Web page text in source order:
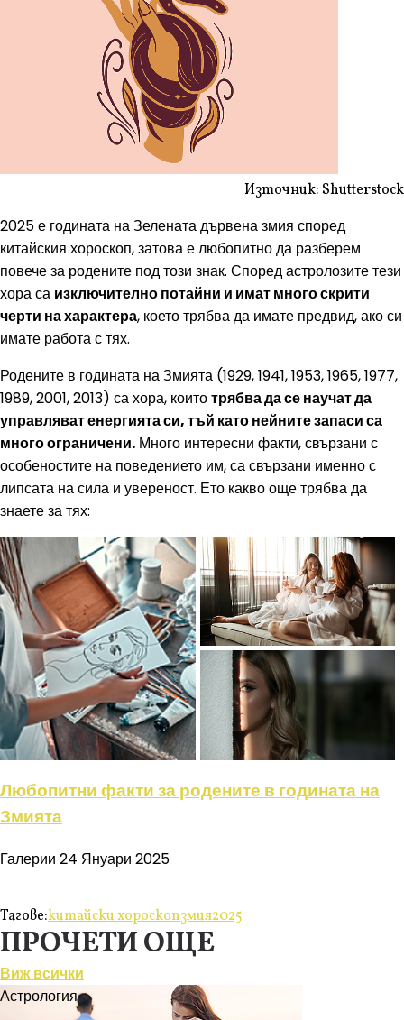
Източник: Shutterstock
2025 е годината на Зелената дървена змия според
китайския хороскоп, затова е любопитно да разберем
повече за родените под този знак. Според астролозите тези
хора са изключително потайни и имат много скрити
черти на характера, което трябва да имате предвид, ако си
имате работа с тях.
Родените в годината на Змията (1929, 1941, 1953, 1965, 1977,
1989, 2001, 2013) са хора, коитотрябва да се научат да
управляват енергията си, тъй като нейните запаси са
много ограничени. Много интересни факти, свързани с
особеностите на поведението им, са свързани именно с
липсата на сила и увереност. Ето какво още трябва да
знаете за тях:
Любопитни факти за родените в годината на
Змията
Галерии 24 Януари 2025
Тагове:китайски хороскопзмия2025
ПРОЧЕТИ ОЩЕ
Виж всички
Астрология